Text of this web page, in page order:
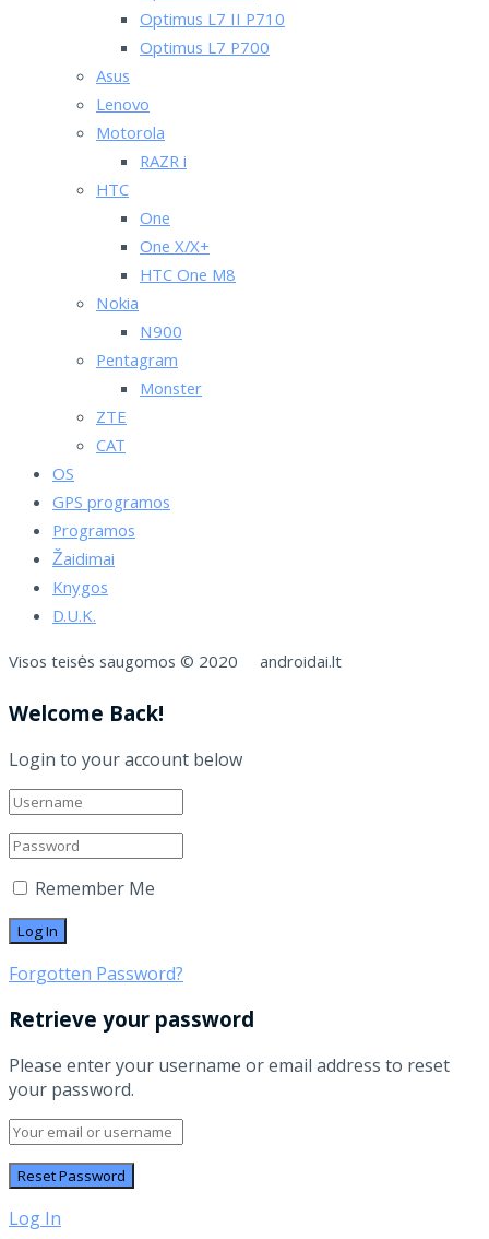
Optimus L7 II P710
Optimus L7 P700
Asus
Lenovo
Motorola
RAZR i
HTC
One
One X/X+
HTC One M8
Nokia
N900
Pentagram
Monster
ZTE
CAT
OS
GPS programos
Programos
Žaidimai
Knygos
D.U.K.
Visos teisės saugomos © 2020 androidai.lt
Welcome Back!
Login to your account below
Remember Me
Forgotten Password?
Retrieve your password
Please enter your username or email address to reset
your password.
Log In